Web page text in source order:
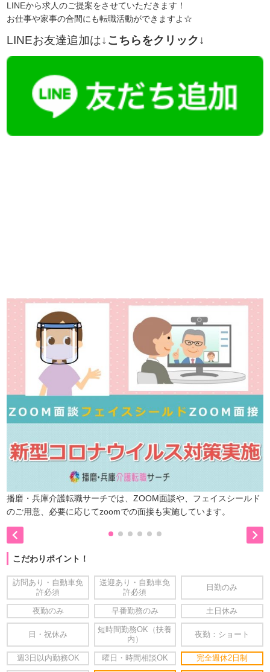
LINEから求人のご提案をさせていただきます！
お仕事や家事の合間にも転職活動ができますよ☆
LINEお友達追加は↓こちらをクリック↓
播磨・兵庫介護転職サーチでは、ZOOM面談や、フェイスシールド
のご用意、必要に応じてzoomでの面接も実施しています。
 
こだわりポイント！
訪問あり・自動車免
許必須
送迎あり・自動車免
許必須
日勤のみ
夜勤のみ 早番勤務のみ 土日休み
日・祝休み
短時間勤務OK（扶養
内）
夜勤：ショート
週3日以内勤務OK 曜日・時間相談OK 完全週休2日制